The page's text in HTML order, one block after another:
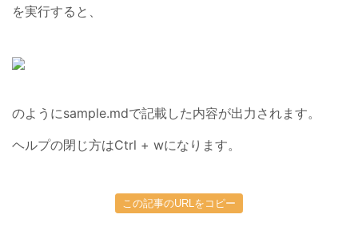
を実行すると、
のようにsample.mdで記載した内容が出力されます。
ヘルプの閉じ方はCtrl + wになります。
この記事のURLをコピー